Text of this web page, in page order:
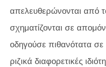
απελευθερώνονται από
σχηματίζονται σε
οδηγούσε πιθανότατα
ριζικά διαφορετικές